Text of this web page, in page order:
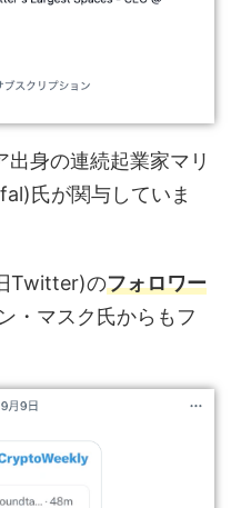
身の連続起業家マリ
氏が関与していま
Twitter)のフォロワー
・マスク氏からもフ